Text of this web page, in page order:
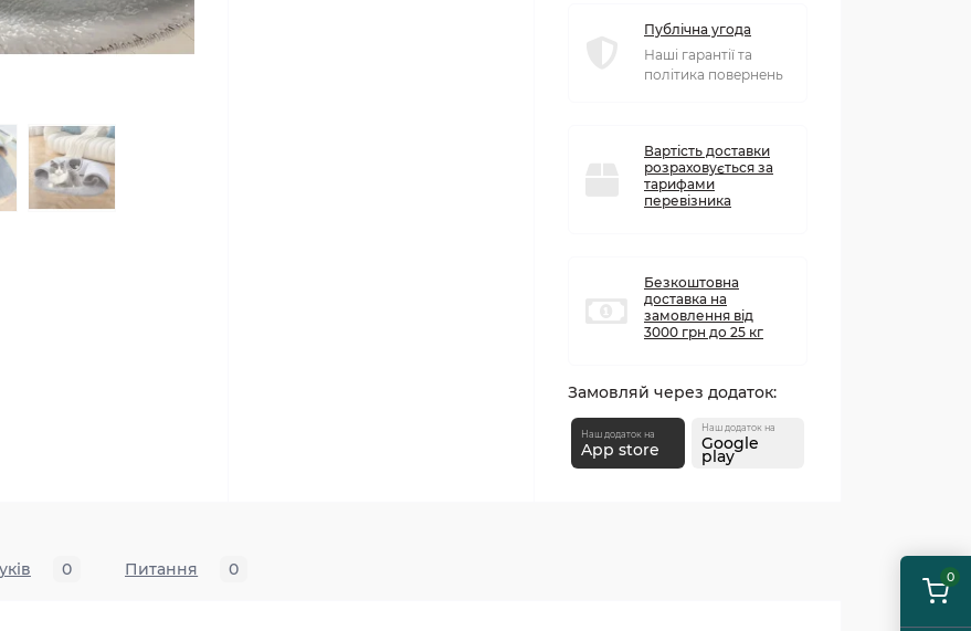
0
Публічна угода
Наші гарантії та
політика повернень
Вартість доставки
розраховується за
тарифами
перевізника
Безкоштовна
доставка на
замовлення від
3000 грн до 25 кг
Замовляй через додаток:
Наш додаток на
App store
Наш додаток на
Google
play
0 Питання 0